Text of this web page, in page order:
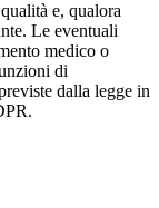
e, qualora
Le eventuali
medico o
di
dalla legge in